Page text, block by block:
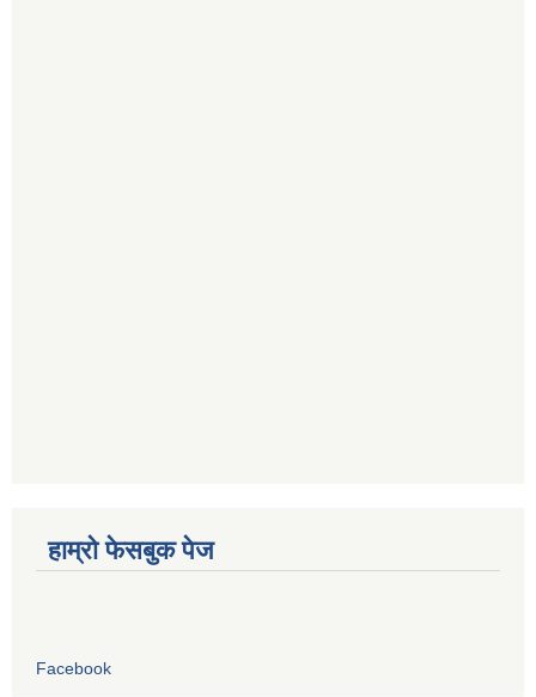
हाम्रो फेसबुक पेज
Facebook